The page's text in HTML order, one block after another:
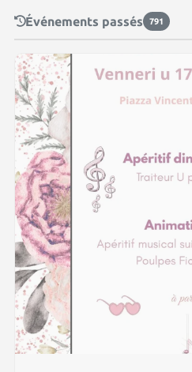
Événements passés 791